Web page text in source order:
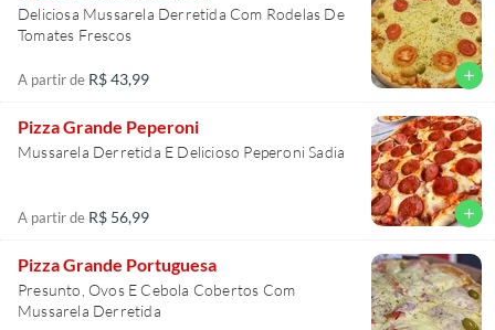
Deliciosa Mussarela Derretida Com Rodelas De
Tomates Frescos
A partir de R$ 43,99 add
Pizza Grande Peperoni
Mussarela Derretida E Delicioso Peperoni Sadia
A partir de R$ 56,99 add
Pizza Grande Portuguesa
Presunto, Ovos E Cebola Cobertos Com
Mussarela Derretida